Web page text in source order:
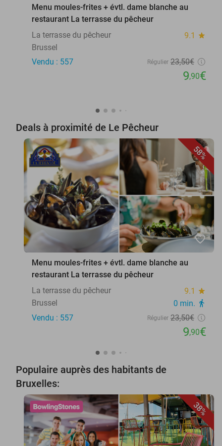
Menu moules-frites + évtl. dame blanche au
restaurant La terrasse du pêcheur
La terrasse du pêcheur
9.1 star
Brussel
Vendu : 557
Régulier 23,50€
9,90€
Deals à proximité de Le Pêcheur
58%
favorite_border
Menu moules-frites + évtl. dame blanche au
restaurant La terrasse du pêcheur
La terrasse du pêcheur
9.1 star
Brussel 0 min. directions_walk
Vendu : 557 Régulier 23,50€
9,90€
Populaire auprès des habitants de
Bruxelles:
38%